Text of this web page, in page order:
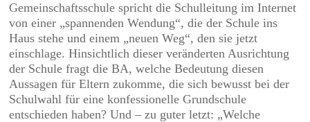
Gemeinschaftsschule spricht die Schulleitung im Internet
von einer „spannenden Wendung“, die der Schule ins
Haus stehe und einem „neuen Weg“, den sie jetzt
einschlage. Hinsichtlich dieser veränderten Ausrichtung
der Schule fragt die BA, welche Bedeutung diesen
Aussagen für Eltern zukomme, die sich bewusst bei der
Schulwahl für eine konfessionelle Grundschule
entschieden haben? Und – zu guter letzt: „Welche